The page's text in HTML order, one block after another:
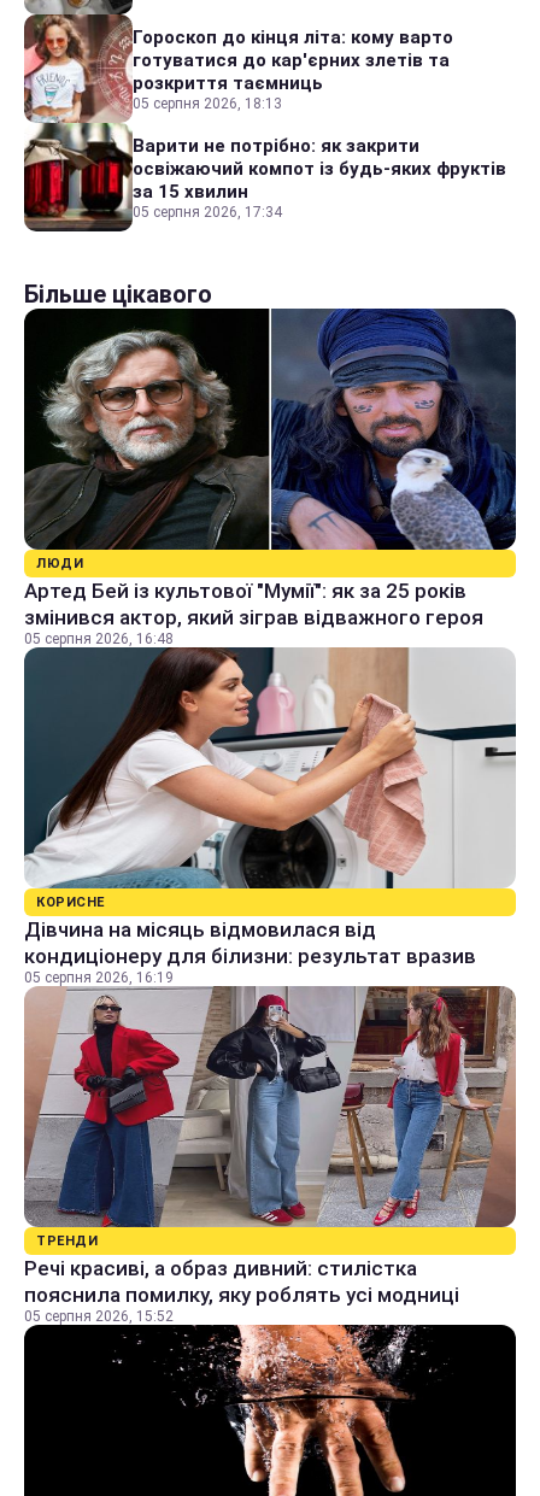
Гороскоп до кінця літа: кому варто
готуватися до кар'єрних злетів та
розкриття таємниць
05 серпня 2026, 18:13
Варити не потрібно: як закрити
освіжаючий компот із будь-яких фруктів
за 15 хвилин
05 серпня 2026, 17:34
Більше цікавого
ЛЮДИ
Артед Бей із культової "Мумії": як за 25 років
змінився актор, який зіграв відважного героя
05 серпня 2026, 16:48
КОРИСНЕ
Дівчина на місяць відмовилася від
кондиціонеру для білизни: результат вразив
05 серпня 2026, 16:19
ТРЕНДИ
Речі красиві, а образ дивний: стилістка
пояснила помилку, яку роблять усі модниці
05 серпня 2026, 15:52